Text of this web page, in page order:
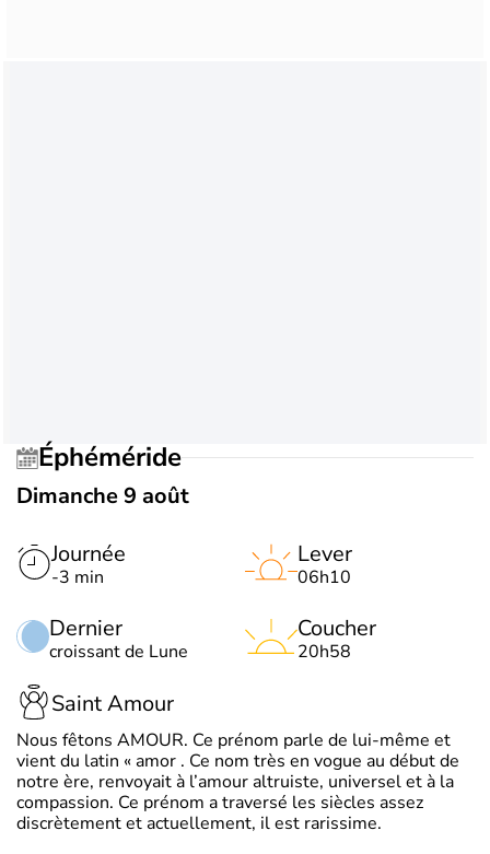
Éphéméride
Dimanche 9 août
Journée
-3 min
Dernier
croissant de Lune
Lever
06h10
Coucher
20h58
Saint Amour
Nous fêtons AMOUR. Ce prénom parle de lui-même et
vient du latin « amor . Ce nom très en vogue au début de
notre ère, renvoyait à l’amour altruiste, universel et à la
compassion. Ce prénom a traversé les siècles assez
discrètement et actuellement, il est rarissime.